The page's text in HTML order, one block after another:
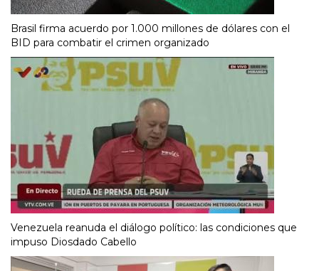
Brasil firma acuerdo por 1.000 millones de dólares con el
BID para combatir el crimen organizado
Venezuela reanuda el diálogo político: las condiciones que
impuso Diosdado Cabello